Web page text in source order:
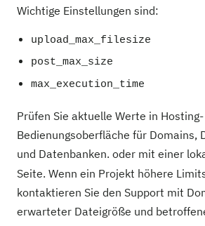
Wichtige Einstellungen sind:
upload_max_filesize
post_max_size
max_execution_time
Prüfen Sie aktuelle Werte in Hosting-
Bedienungsoberfläche für Domains,
und Datenbanken. oder mit einer
Seite. Wenn ein Projekt höhere
kontaktieren Sie den Support mit
erwarteter Dateigröße und